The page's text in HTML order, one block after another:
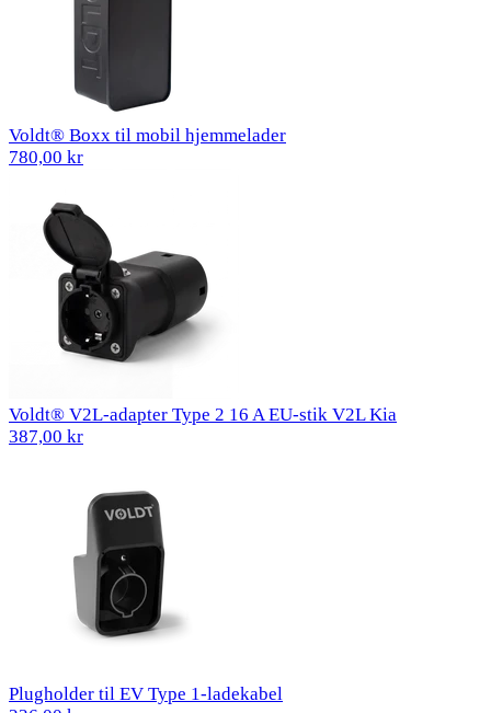
Voldt® Boxx til mobil hjemmelader
780,00 kr
Voldt® V2L-adapter Type 2 16 A EU-stik V2L Kia
387,00 kr
Plugholder til EV Type 1-ladekabel